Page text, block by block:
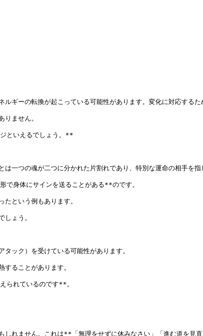
ギーの転換が起こっている可能性があります。変化に対応する
ません。
といえるでしょう。**
一つの魂が二つに分かれた片割れであり、特別な運命の相手を指
で身体にサインを送ることがある**のです。
という例もあります。
しょう。
ック）を受けている可能性があります。
ることがあります。
られているのです**。
れません。これは**「無理をせずに休みなさい」「進む道を見